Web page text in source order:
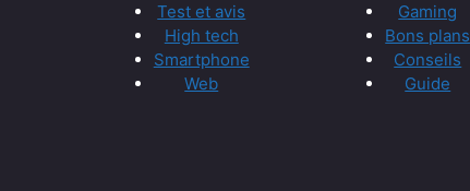
Test et avis
High tech
Smartphone
Web
Gaming
Bons plans
Conseils
Guide